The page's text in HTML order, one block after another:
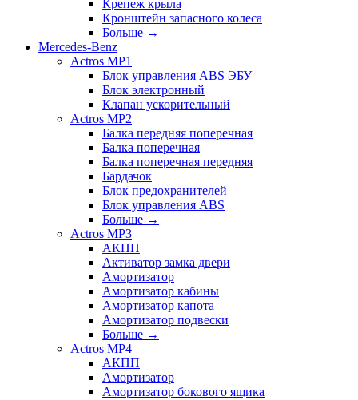
Крепеж крыла
Кронштейн запасного колеса
Больше →
Mercedes-Benz
Actros MP1
Блок управления ABS ЭБУ
Блок электронный
Клапан ускорительный
Actros MP2
Балка передняя поперечная
Балка поперечная
Балка поперечная передняя
Бардачок
Блок предохранителей
Блок управления ABS
Больше →
Actros MP3
АКПП
Активатор замка двери
Амортизатор
Амортизатор кабины
Амортизатор капота
Амортизатор подвески
Больше →
Actros MP4
АКПП
Амортизатор
Амортизатор бокового ящика